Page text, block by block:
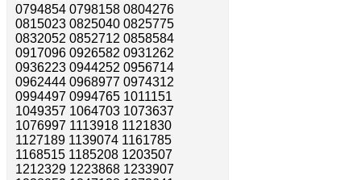
0794854 0798158 0804276
0815023 0825040 0825775
0832052 0852712 0858584
0917096 0926582 0931262
0936223 0944252 0956714
0962444 0968977 0974312
0994497 0994765 1011151
1049357 1064703 1073637
1076997 1113918 1121830
1127189 1139074 1161785
1168515 1185208 1203507
1212329 1223868 1233907